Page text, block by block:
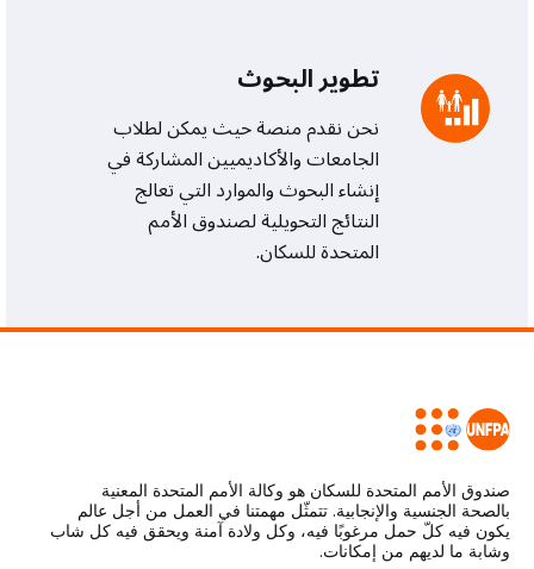
تطوير البحوث
نحن نقدم منصة حيث يمكن لطلاب
الجامعات والأكاديميين المشاركة في
إنشاء البحوث والموارد التي تعالج
النتائج التحويلية لصندوق الأمم
المتحدة للسكان.
صندوق الأمم المتحدة للسكان هو وكالة الأمم المتحدة المعنية
بالصحة الجنسية والإنجابية. تتمثّل مهمتنا في العمل من أجل عالم
يكون فيه كلّ حمل مرغوبًا فيه، وكل ولادة آمنة ويحقق فيه كل شاب
وشابة ما لديهم من إمكانات.